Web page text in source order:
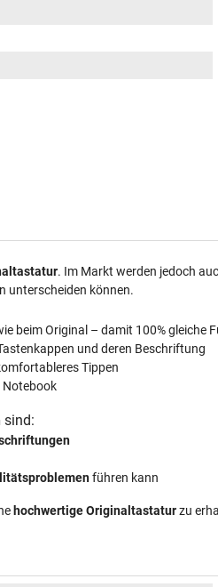
. Im Markt werden jedoch
unterscheiden können.
beim Original – damit 100% gleiche
und deren Beschriftung
Tippen
Notebook
sind:
führen kann
hochwertige Originaltastaturzu